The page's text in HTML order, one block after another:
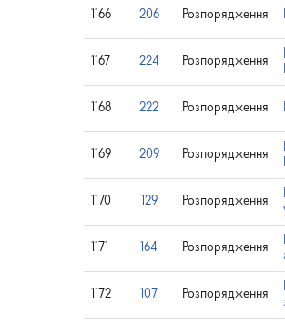
1166 206 Розпорядження
1167 224 Розпорядження
1168 222 Розпорядження
1169 209 Розпорядження
1170 129 Розпорядження
1171 164 Розпорядження
1172 107 Розпорядження